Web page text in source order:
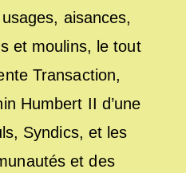
aisances,
et moulins, le tout
Transaction,
Humbert II d’une
Syndics, et les
et des